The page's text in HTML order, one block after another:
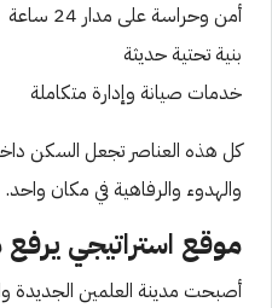
أمن وحراسة على مدار 24 ساعة
بنية تحتية حديثة
خدمات صيانة وإدارة متكاملة
كل هذه العناصر تجعل السكن
والهدوء والرفاهية في مكان واحد.
موقع استراتيجي يرفع
أصبحت مدينة العلمين الجديدة